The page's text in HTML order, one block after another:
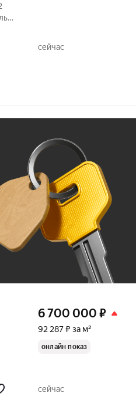
и
сейчас
6 700 000 ₽
92 287 ₽ за м²
онлайн показ
сейчас